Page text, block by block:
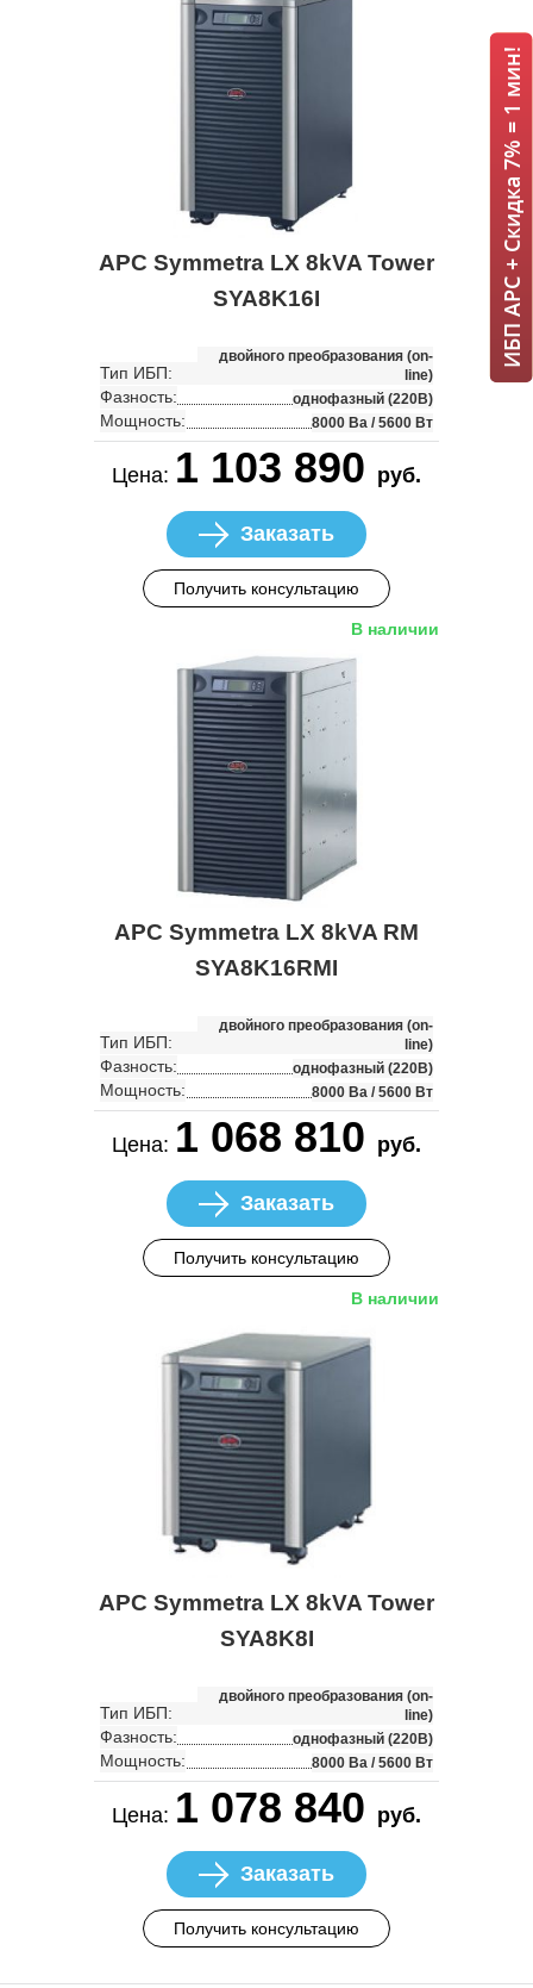
APC Symmetra LX 8kVA Tower
SYA8K16I
Тип ИБП:
двойного преобразования (on-
line)
Фазность: однофазный (220В)
Мощность: 8000 Ва / 5600 Вт
Цена: 1 103 890 руб.
Заказать
Получить консультацию
В наличии
APC Symmetra LX 8kVA RM
SYA8K16RMI
Тип ИБП:
двойного преобразования (on-
line)
Фазность: однофазный (220В)
Мощность: 8000 Ва / 5600 Вт
Цена: 1 068 810 руб.
Заказать
Получить консультацию
В наличии
APC Symmetra LX 8kVA Tower
SYA8K8I
Тип ИБП:
двойного преобразования (on-
line)
Фазность: однофазный (220В)
Мощность: 8000 Ва / 5600 Вт
Цена: 1 078 840 руб.
Заказать
Получить консультацию
ИБП APC + Скидка 7% = 1 мин!